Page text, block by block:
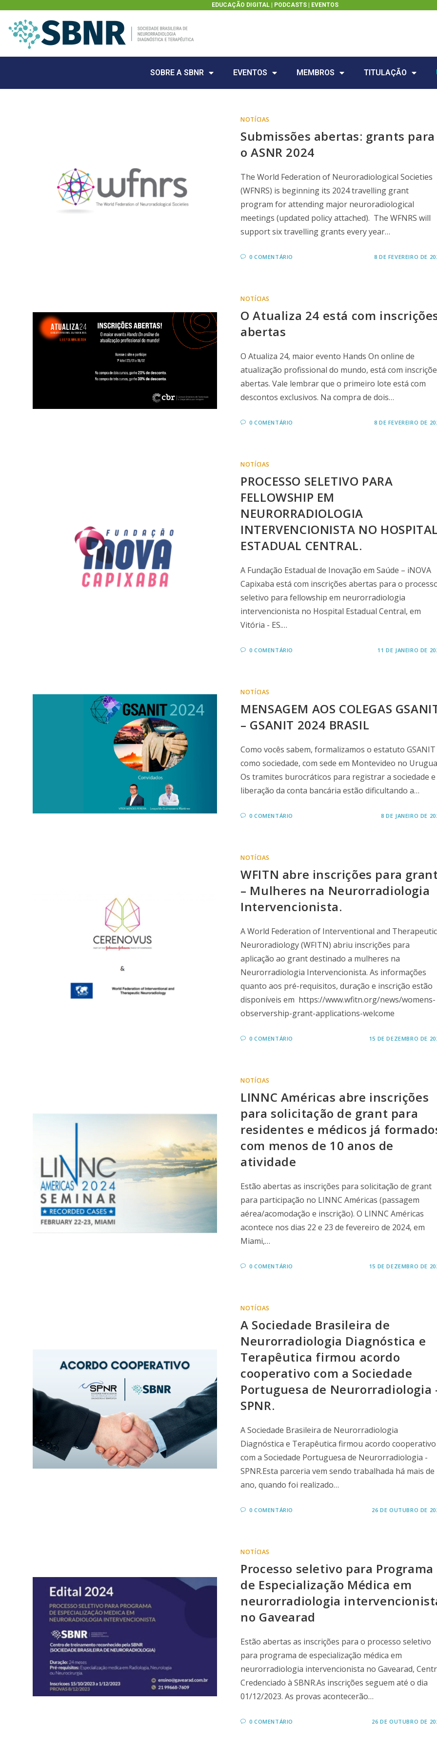
EDUCAÇÃO DIGITAL | PODCASTS EVENTOS
SOBRE A SBNR EVENTOS MEMBROS TITULAÇÃO
NOTÍCIAS
Submissões abertas: grants para
o ASNR 2024
The World Federation of Neuroradiological Societies
(WFNRS) is beginning its 2024 travelling grant
program for attending major neuroradiological
meetings (updated policy attached). The WFNRS will
support six travelling grants every year…
0 COMENTÁRIO 8 DE FEVEREIRO DE
NOTÍCIAS
O Atualiza 24 está com
abertas
O Atualiza 24, maior evento Hands On online de
atualização profissional do mundo, está com
abertas. Vale lembrar que o primeiro lote está com
descontos exclusivos. Na compra de dois…
0 COMENTÁRIO 8 DE FEVEREIRO DE
NOTÍCIAS
PROCESSO SELETIVO PARA
FELLOWSHIP EM
NEURORRADIOLOGIA
INTERVENCIONISTA NO
ESTADUAL CENTRAL.
A Fundação Estadual de Inovação em Saúde – iNOVA
Capixaba está com inscrições abertas para o
seletivo para fellowship em neurorradiologia
intervencionista no Hospital Estadual Central, em
Vitória - ES.…
0 COMENTÁRIO 11 DE JANEIRO DE
NOTÍCIAS
MENSAGEM AOS COLEGAS
– GSANIT 2024 BRASIL
Como vocês sabem, formalizamos o estatuto GSANIT
como sociedade, com sede em Montevideo no
Os tramites burocráticos para registrar a sociedade e
liberação da conta bancária estão dificultando a…
0 COMENTÁRIO 8 DE JANEIRO DE
NOTÍCIAS
WFITN abre inscrições para
– Mulheres na Neurorradiologia
Intervencionista.
A World Federation of Interventional and Therapeutic
Neuroradiology (WFITN) abriu inscrições para
aplicação ao grant destinado a mulheres na
Neurorradiologia Intervencionista. As informações
quanto aos pré-requisitos, duração e inscrição estão
disponíveis em https://www.wfitn.org/news/womens-
observership-grant-applications-welcome
0 COMENTÁRIO 15 DE DEZEMBRO DE
NOTÍCIAS
LINNC Américas abre inscrições
para solicitação de grant para
residentes e médicos já
com menos de 10 anos de
atividade
Estão abertas as inscrições para solicitação de grant
para participação no LINNC Américas (passagem
aérea/acomodação e inscrição). O LINNC Américas
acontece nos dias 22 e 23 de fevereiro de 2024, em
Miami,…
0 COMENTÁRIO 15 DE DEZEMBRO DE
NOTÍCIAS
A Sociedade Brasileira de
Neurorradiologia Diagnóstica e
Terapêutica firmou acordo
cooperativo com a Sociedade
Portuguesa de Neurorradiologia
SPNR.
A Sociedade Brasileira de Neurorradiologia
Diagnóstica e Terapêutica firmou acordo cooperativo
com a Sociedade Portuguesa de Neurorradiologia -
SPNR.Esta parceria vem sendo trabalhada há mais de
ano, quando foi realizado…
0 COMENTÁRIO 26 DE OUTUBRO DE
NOTÍCIAS
Processo seletivo para Programa
de Especialização Médica em
neurorradiologia
no Gavearad
Estão abertas as inscrições para o processo seletivo
para programa de especialização médica em
neurorradiologia intervencionista no Gavearad,
Credenciado à SBNR.As inscrições seguem até o dia
01/12/2023. As provas acontecerão…
0 COMENTÁRIO 26 DE OUTUBRO DE